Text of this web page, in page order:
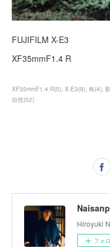
FUJIFILM X-E3
XF35mmF1.4 R
XF35mmF1.4 R(5) X-E3(9) 鳥(4)
自然(52)
Hiroyuki
フォ